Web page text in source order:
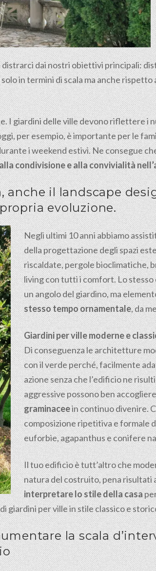
dai nostri obiettivi principali:
in termini di scala ma anche
I giardini delle ville devono riflettere i
per esempio, è importante per le
i weekend estivi. Ne consegue
condivisione e alla convivialità
anche il landscape
evoluzione.
Negli ultimi 10 anni abbiamo
della progettazione degli spazi
riscaldate, pergole bioclimatiche,
living con tutti i comfort. Lo stesso
un angolo del giardino, ma
stesso tempo ornamentale, da
Giardini per ville moderne e
Di conseguenza le architetture
con il verde perché, facilmente
azione senza che l’edificio ne
aggressive possono ben
graminaceein continuo divenire.
composizione ripetitiva e formale
euforbie, agapanthus e conifere
Il tuo edificio è tutt’altro che
natura del costruito, pena risultati
interpretare lo stile della casa
giardini per ville in stile classico e
la scala